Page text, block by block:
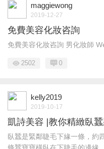
maggiewong
2019-12-27
免費美容化妝咨詢
免費美容化妝咨詢 男化妝師
2502 0
kelly2019
2019-10-17
凱詩美容 |教你精緻臥
臥蠶是緊鄰睫毛下緣一條，約